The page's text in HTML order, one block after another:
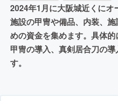
2024年1月に大阪城近くに
施設の甲冑や備品、内装、
めの資金を集めます。具体
甲冑の導入、真剣居合刀の
す。